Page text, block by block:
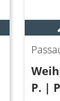
P. |